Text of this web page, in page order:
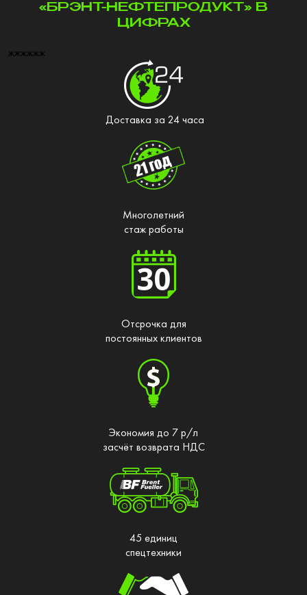
«БРЭНТ-НЕФТЕПРОДУКТ» В
ЦИФРАХ
жжжжжж
Доставка за 24 часа
Многолетний
стаж работы
Отсрочка для
постоянных клиентов
Экономия до 7 р/л
засчёт возврата НДС
45 единиц
спецтехники